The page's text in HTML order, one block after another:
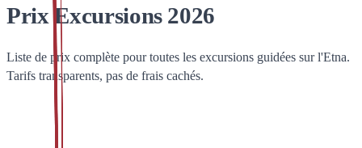
Prix Excursions 2026
Liste de prix complète pour toutes les excursions guidées sur l'Etna.
Tarifs transparents, pas de frais cachés.